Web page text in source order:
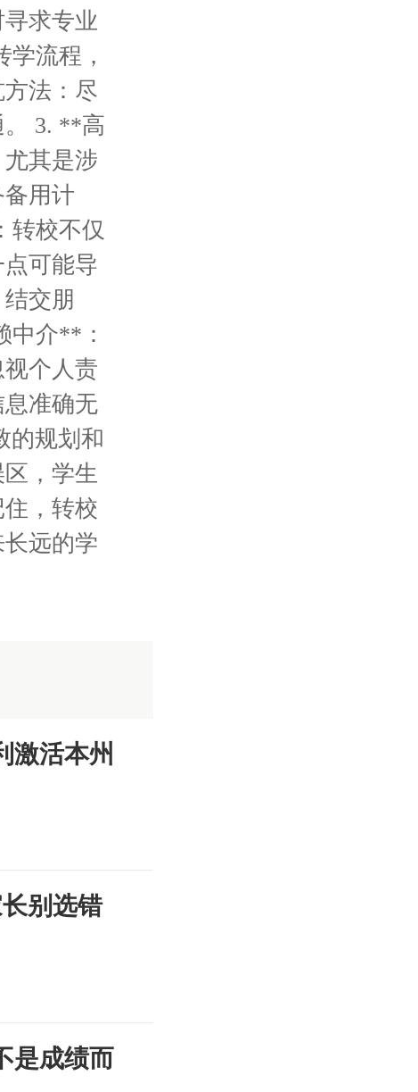
求专业
流程，
法：尽
。 3. **高
其是涉
用计
转校不仅
可能导
交朋
中介**：
个人责
准确无
的规划和
，学生
，转校
远的学
激活本州
别选错
是成绩而